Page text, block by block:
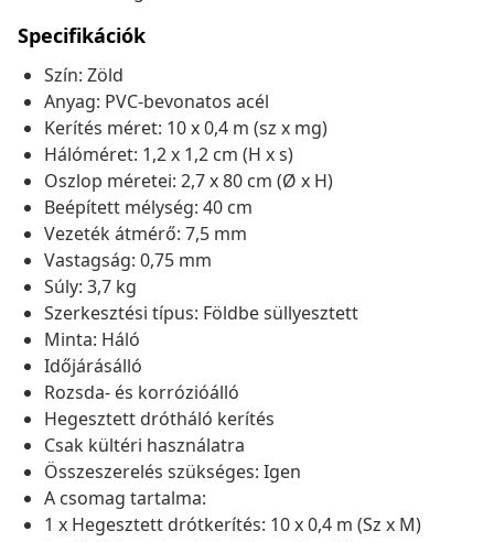
Specifikációk
Szín: Zöld
Anyag: PVC-bevonatos acél
Kerítés méret: 10 x 0,4 m (sz x mg)
Hálóméret: 1,2 x 1,2 cm (H x s)
Oszlop méretei: 2,7 x 80 cm (Ø x H)
Beépített mélység: 40 cm
Vezeték átmérő: 7,5 mm
Vastagság: 0,75 mm
Súly: 3,7 kg
Szerkesztési típus: Földbe süllyesztett
Minta: Háló
Időjárásálló
Rozsda- és korrózióálló
Hegesztett drótháló kerítés
Csak kültéri használatra
Összeszerelés szükséges: Igen
A csomag tartalma:
1 x Hegesztett drótkerítés: 10 x 0,4 m (Sz x M)